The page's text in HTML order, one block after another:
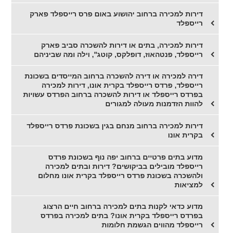
דירות למכירה ברחוב יהושוע באום פרס רייספלד פארק
רייספלד
דירות למכירה, בתים או דירות להשכרה סביב פארק
רייספלד, פנטהאוז, דופלקס, קוטג'', וילה ומה שביניהם
דירה למכירה או דירה להשכרה ברחוב המייסדים בשכונת
רייספלד, פרדס רייספלד בקרית אונו, דירות למכירה
בפרדס רייספלד או דירות להשכרה ברחוב הפרדס עשויות
להוות הזדמנות מעולה למגורים
דירות למכירה ברחוב מנחם בגין בשכונת פרדס רייספלד
בקרית אונו
מדוע בתים פרטיים ברחוב יפה נוף בשכונת פרדס
רייספלד מובילים בביקושים? דירות ובתים למכירה
ולהשכרה בשכונת פרדס רייספלד בקרית אונו מחלום
למציאות
מדוע כדאי לקנות בתים למכירה ברחוב חיים הרצוג
בפרדס רייספלד בקרית אונו? בתים למכירה בפרדס
רייספלד מהווים הגשמת חלומות